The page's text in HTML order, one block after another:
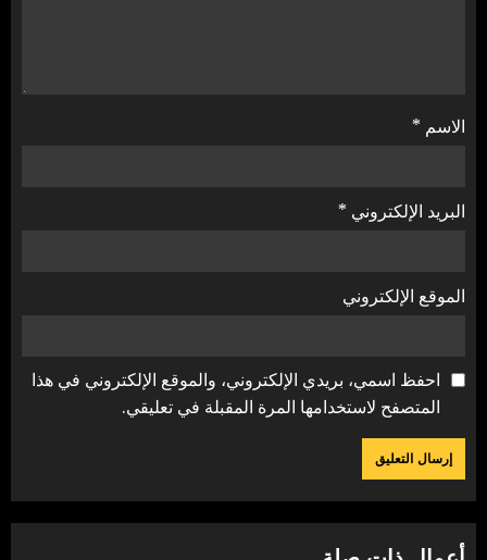
الاسم *
البريد الإلكتروني *
الموقع الإلكتروني
احفظ اسمي، بريدي الإلكتروني، والموقع الإلكتروني في هذا
المتصفح لاستخدامها المرة المقبلة في تعليقي.